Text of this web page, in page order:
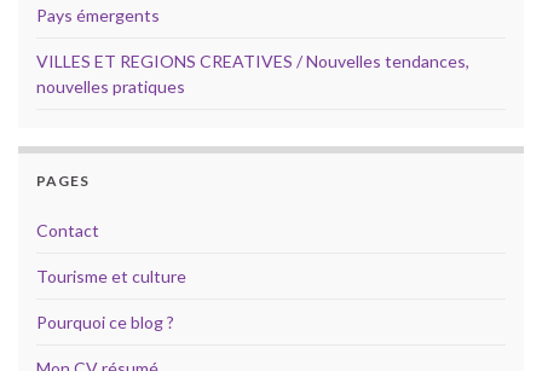
Pays émergents
VILLES ET REGIONS CREATIVES / Nouvelles tendances,
nouvelles pratiques
PAGES
Contact
Tourisme et culture
Pourquoi ce blog ?